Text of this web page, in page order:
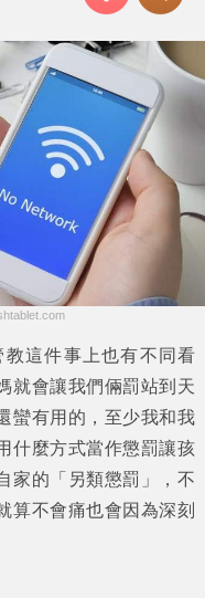
這件事上也有不同看
就會讓我們倆罰站到天
蠻有用的，至少我和我
什麼方式當作懲罰讓孩
家的「另類懲罰」，不
算不會痛也會因為深刻